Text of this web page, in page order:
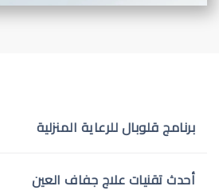
برنامج قلوبال للرعاية المنزلية
أحدث تقنيات علاج جفاف العين